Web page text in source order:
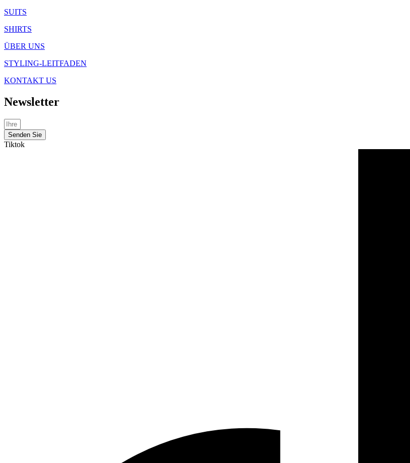
SUITS
SHIRTS
ÜBER UNS
STYLING-LEITFADEN
KONTAKT US
Newsletter
Senden Sie
Tiktok